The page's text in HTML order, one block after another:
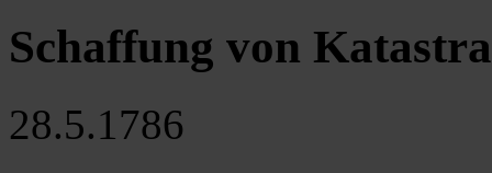
Schaffung von
28.5.1786